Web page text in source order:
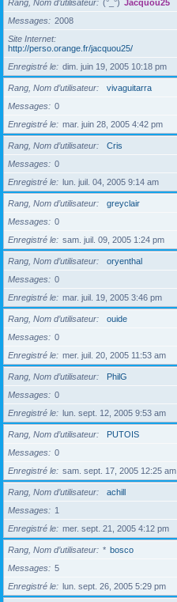
Rang, Nom d’utilisateur (°_°) Jacquou25
Messages
2008
Site Internet
http://perso.orange.fr/jacquou25/
Enregistré le
dim. juin 19, 2005 10:18 pm
Rang, Nom d’utilisateur
vivaguitarra
Messages
0
Enregistré le
mar. juin 28, 2005 4:42 pm
Rang, Nom d’utilisateur
Cris
Messages
0
Enregistré le
lun. juil. 04, 2005 9:14 am
Rang, Nom d’utilisateur
greyclair
Messages
0
Enregistré le
sam. juil. 09, 2005 1:24 pm
Rang, Nom d’utilisateur
oryenthal
Messages
0
Enregistré le
mar. juil. 19, 2005 3:46 pm
Rang, Nom d’utilisateur
ouide
Messages
0
Enregistré le
mer. juil. 20, 2005 11:53 am
Rang, Nom d’utilisateur
PhilG
Messages
0
Enregistré le
lun. sept. 12, 2005 9:53 am
Rang, Nom d’utilisateur
PUTOIS
Messages
0
Enregistré le
sam. sept. 17, 2005 12:25 am
Rang, Nom d’utilisateur
achill
Messages
1
Enregistré le
mer. sept. 21, 2005 4:12 pm
Rang, Nom d’utilisateur * bosco
Messages
5
Enregistré le
lun. sept. 26, 2005 5:29 pm